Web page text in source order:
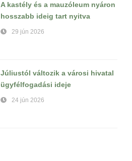
A kastély és a mauzóleum nyáron
hosszabb ideig tart nyitva
29 jún 2026
Júliustól változik a városi hivatal
ügyfélfogadási ideje
24 jún 2026